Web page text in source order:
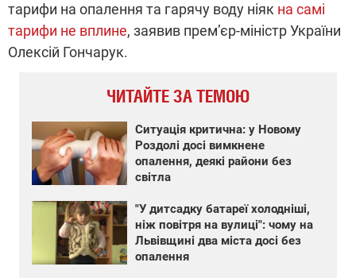
тарифи на опалення та гарячу воду ніяк на самі
тарифи не вплине, заявив прем’єр-міністр України
Олексій Гончарук.
ЧИТАЙТЕ ЗА ТЕМОЮ
Ситуація критична: у Новому
Роздолі досі вимкнене
опалення, деякі райони без
світла
"У дитсадку батареї холодніші,
ніж повітря на вулиці": чому на
Львівщині два міста досі без
опалення